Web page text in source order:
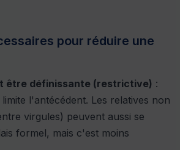
pour réduire une
être définissante (restrictive) :
l'antécédent. Les relatives non
virgules) peuvent aussi se
formel, mais c'est moins